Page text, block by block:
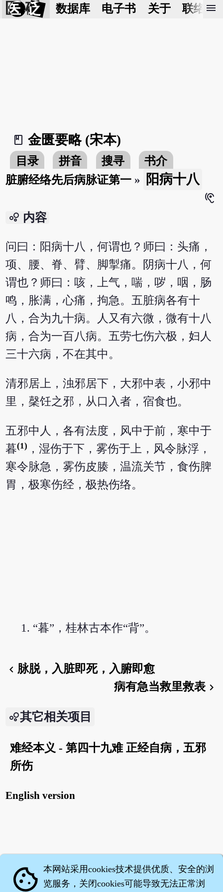
医 砭 数据库 电子书 关于 联络我
menu
book_2
金匮要略 (宋本)
目录 拼音 搜寻
书介
脏腑经络先后病脉证第一 » 阳病十八
hearing
bubble_chart 内容
问曰：阳病十八，何谓也？师曰：头痛，
项、腰、脊、臂、脚掣痛。阴病十八，何
谓也？师曰：咳，上气，喘，哕，咽，肠
鸣，胀满，心痛，拘急。五脏病各有十
八，合为九十病。人又有六微，微有十八
病，合为一百八病。五劳七伤六极，妇人
三十六病，不在其中。
清邪居上，浊邪居下，大邪中表，小邪中
里，䅽饪之邪，从口入者，宿食也。
五邪中人，各有法度，风中于前，寒中于
暮(1) ，湿伤于下，雾伤于上，风令脉浮，
寒令脉急，雾伤皮腠，温流关节，食伤脾
胃，极寒伤经，极热伤络。
“暮”，桂林古本作“背”。
chevron_left脉脱，入脏即死，入腑即愈
病有急当救里救表chevron_right
其它相关项目
难经本义 - 第四十九难 正经自病，五邪
所伤
English version
cookie 本网站采用cookies技术提供优质、安全的浏
览服务，关闭cookies可能导致无法正常浏